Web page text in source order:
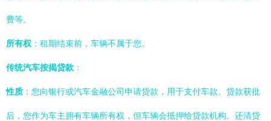
费等。
所有权 ：租期结束前，车辆不属于您。
传统汽车按揭贷款 ：
性质 ：您向银行或汽车金融公司申请贷款，用于支付车款。贷款获批
后，您作为车主拥有车辆所有权，但车辆会抵押给贷款机构。还清贷